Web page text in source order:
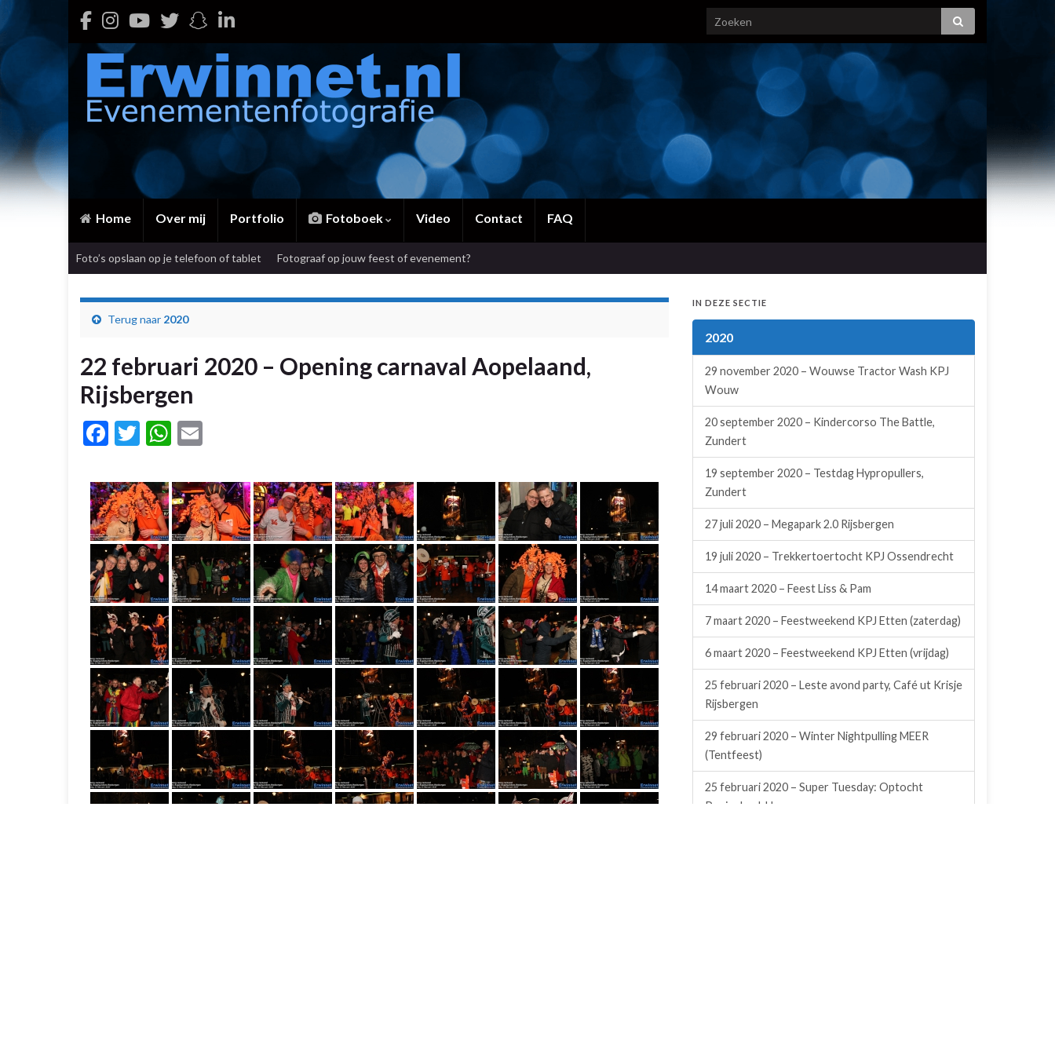
Home Over mij Portfolio Fotoboek Video Contact FAQ
Foto’s opslaan op je telefoon of tablet Fotograaf op jouw feest of evenement?
Terug naar 2020
22 februari 2020 – Opening carnaval Aopelaand,
Rijsbergen
Facebook
TwitterWhatsApp
IN DEZE SECTIE
2020
29 november 2020 – Wouwse Tractor Wash KPJ
Wouw
20 september 2020 – Kindercorso The Battle,
Zundert
19 september 2020 – Testdag Hypropullers,
Zundert
27 juli 2020 – Megapark 2.0 Rijsbergen
19 juli 2020 – Trekkertoertocht KPJ Ossendrecht
14 maart 2020 – Feest Liss & Pam
7 maart 2020 – Feestweekend KPJ Etten (zaterdag)
6 maart 2020 – Feestweekend KPJ Etten (vrijdag)
25 februari 2020 – Leste avond party, Café ut Krisje
Rijsbergen
29 februari 2020 – Winter Nightpulling MEER
(Tentfeest)
25 februari 2020 – Super Tuesday: Optocht
Peejenland, Hoeven